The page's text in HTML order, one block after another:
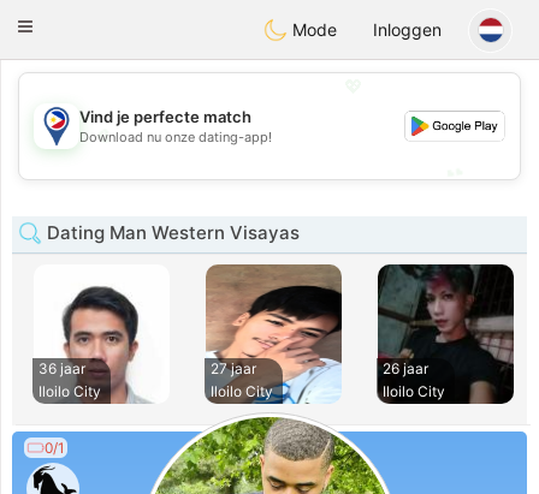
PhilippinesChat
Toggle
Mode Inloggen
💖
💕
Vind je perfecte match
Download nu onze dating-app!
Dating Man Western Visayas
36 jaar
Iloilo City
27 jaar
Iloilo City
26 jaar
Iloilo City
0/1